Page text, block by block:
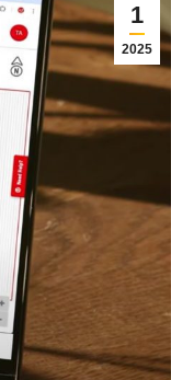
1
2025